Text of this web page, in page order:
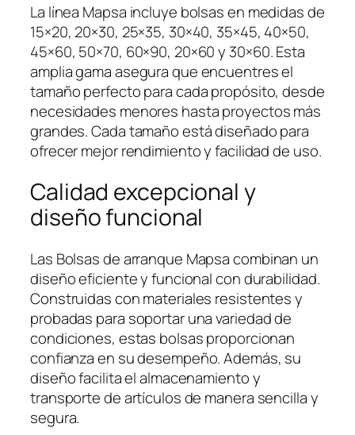
La línea Mapsa incluye bolsas en medidas de
15×20, 20×30, 25×35, 30×40, 35×45, 40×50,
45×60, 50×70, 60×90, 20×60 y 30×60. Esta
amplia gama asegura que encuentres el
tamaño perfecto para cada propósito, desde
necesidades menores hasta proyectos más
grandes. Cada tamaño está diseñado para
ofrecer mejor rendimiento y facilidad de uso.
Calidad excepcional y
diseño funcional
Las Bolsas de arranque Mapsa combinan un
diseño eficiente y funcional con durabilidad.
Construidas con materiales resistentes y
probadas para soportar una variedad de
condiciones, estas bolsas proporcionan
confianza en su desempeño. Además, su
diseño facilita el almacenamiento y
transporte de artículos de manera sencilla y
segura.